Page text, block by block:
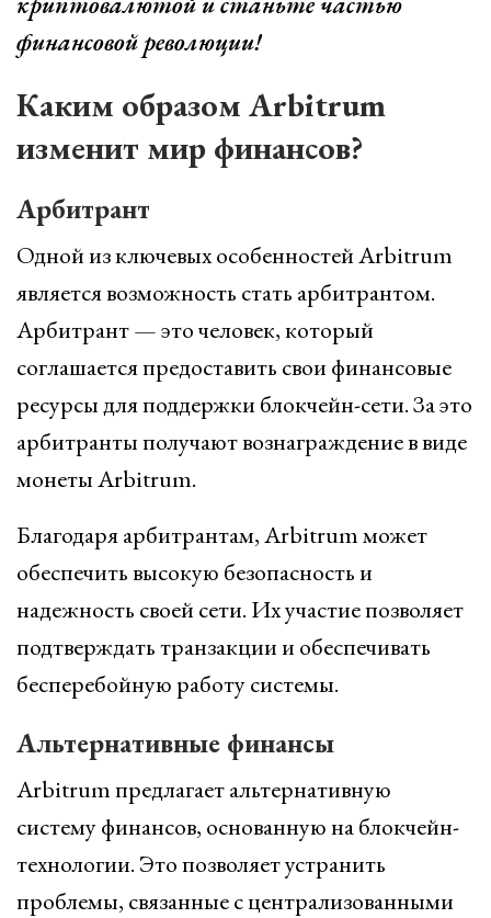
финансовой революции!
Каким образом Arbitrum
изменит мир финансов?
Арбитрант
Одной из ключевых особенностей Arbitrum
является возможность стать арбитрантом.
Арбитрант — это человек, который
соглашается предоставить свои финансовые
ресурсы для поддержки блокчейн-сети. За это
арбитранты получают вознаграждение в виде
монеты Arbitrum.
Благодаря арбитрантам, Arbitrum может
обеспечить высокую безопасность и
надежность своей сети. Их участие позволяет
подтверждать транзакции и обеспечивать
бесперебойную работу системы.
Альтернативные финансы
Arbitrum предлагает альтернативную
систему финансов, основанную на блокчейн-
технологии. Это позволяет устранить
проблемы, связанные с централизованными